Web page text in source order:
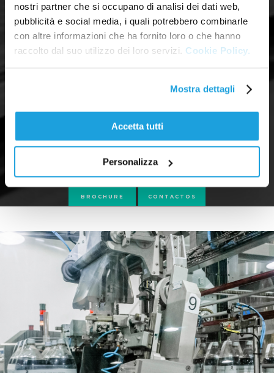
nostri partner che si occupano di analisi dei dati web,
pubblicità e social media, i quali potrebbero combinarle
con altre informazioni che ha fornito loro o che hanno
raccolto dal suo utilizzo dei loro servizi. Cookie Policy.
Mostra dettagli
Accetta tutti
Personalizza
BROCHURE CONTACTOS